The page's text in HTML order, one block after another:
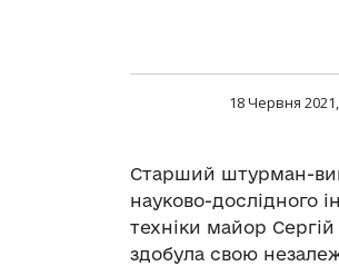
18 Червня
Старший штурман-
науково-дослідного
техніки майор
здобула свою